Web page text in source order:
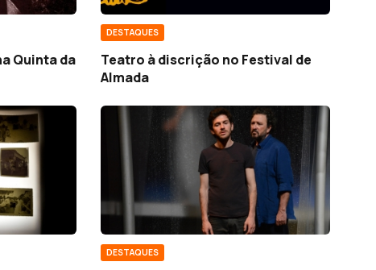
Quinta da
DESTAQUES
Teatro à discrição no Festival de
Almada
DESTAQUES